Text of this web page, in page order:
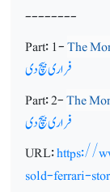
--------
Part: 1-The
فراری بیچ دی
Part: 2-The
فراری بیچ دی
URL:https://
sold-ferrari-